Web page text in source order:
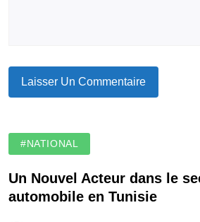
#NATIONAL
Un Nouvel Acteur dans le
automobile en Tunisie